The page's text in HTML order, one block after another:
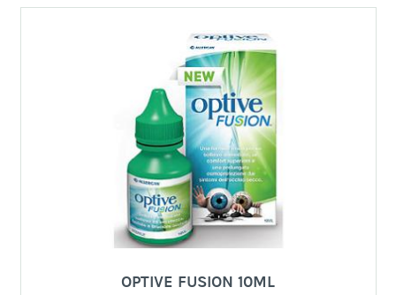
OPTIVE FUSION 10ML